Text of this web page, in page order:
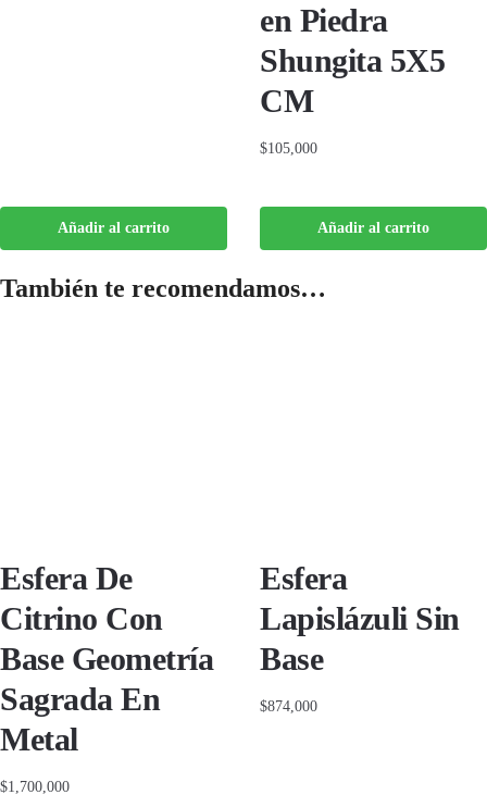
Añadir al carrito Añadir al carrito
en Piedra
Shungita 5X5
CM
$105,000
También te recomendamos…
Esfera De
Citrino Con
Base Geometría
Sagrada En
Metal
$1,700,000
Esfera
Lapislázuli Sin
Base
$874,000